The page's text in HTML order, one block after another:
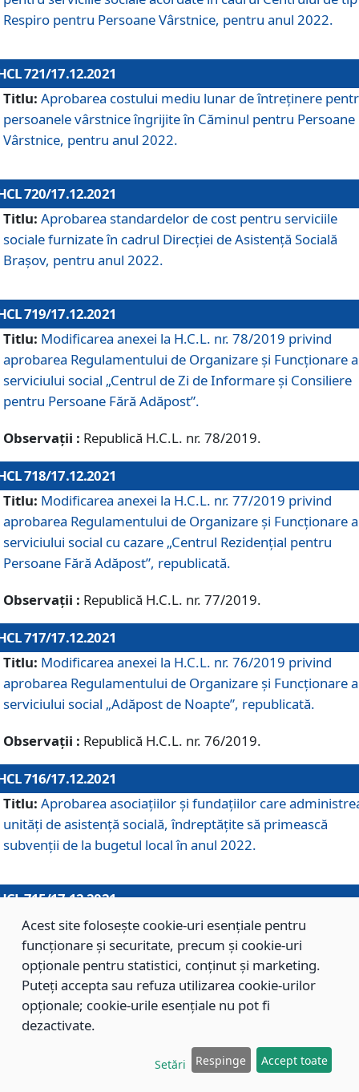
Respiro pentru Persoane Vârstnice, pentru anul 2022.
721/17.12.2021
Titlu: Aprobarea costului mediu lunar de întreţinere
persoanele vârstnice îngrijite în Căminul pentru Persoane
Vârstnice, pentru anul 2022.
720/17.12.2021
Titlu: Aprobarea standardelor de cost pentru serviciile
sociale furnizate în cadrul Direcției de Asistență Socială
Brașov, pentru anul 2022.
719/17.12.2021
Titlu: Modificarea anexei la H.C.L. nr. 78/2019 privind
aprobarea Regulamentului de Organizare și Funcționare
serviciului social „Centrul de Zi de Informare şi Consiliere
pentru Persoane Fără Adăpost”.
Observații : Republică H.C.L. nr. 78/2019.
718/17.12.2021
Titlu: Modificarea anexei la H.C.L. nr. 77/2019 privind
aprobarea Regulamentului de Organizare și Funcționare
serviciului social cu cazare „Centrul Rezidențial pentru
Persoane Fără Adăpost”, republicată.
Observații : Republică H.C.L. nr. 77/2019.
717/17.12.2021
Titlu: Modificarea anexei la H.C.L. nr. 76/2019 privind
aprobarea Regulamentului de Organizare şi Funcționare
serviciului social „Adăpost de Noapte”, republicată.
Observații : Republică H.C.L. nr. 76/2019.
716/17.12.2021
Titlu: Aprobarea asociaţiilor şi fundaţiilor care
unităţi de asistenţă socială, îndreptăţite să primească
subvenţii de la bugetul local în anul 2022.
715/17.12.2021
Titlu: Aprobarea Planului de acţiuni sau lucrări de interes
local pentru anul 2022.
714/17.12.2021
Titlu: Modificarea Anexei la H.C.L. nr. 709/2020 privind
aprobarea Regulamentului de Organizare şi Funcţionare
Direcţiei de Asistenţă Socială Braşov.
Acest site folosește cookie-uri esențiale pentru
funcționare și securitate, precum și cookie-uri
opționale pentru statistici, conținut și marketing.
Puteți accepta sau refuza utilizarea cookie-urilor
opționale; cookie-urile esențiale nu pot fi
dezactivate.
Setări Respinge Accept toate